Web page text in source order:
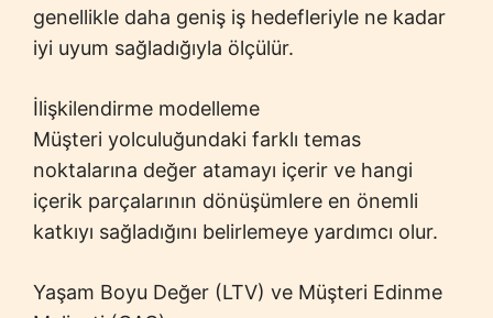
genellikle daha geniş iş hedefleriyle ne kadar
iyi uyum sağladığıyla ölçülür.
İlişkilendirme modelleme
Müşteri yolculuğundaki farklı temas
noktalarına değer atamayı içerir ve hangi
içerik parçalarının dönüşümlere en önemli
katkıyı sağladığını belirlemeye yardımcı olur.
Yaşam Boyu Değer (LTV) ve Müşteri Edinme